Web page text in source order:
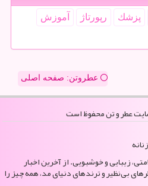
پزشك رپورتاژ
آموزش
عطروتن: صفحه اصلی
زیبایی و خوشبویی. از آخرین اخبار
بی‌نظیر و ترندهای دنیای مد، همه چیز را